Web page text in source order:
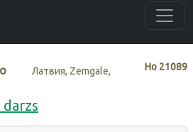
Нo 21089
Латвия, Zemgale,